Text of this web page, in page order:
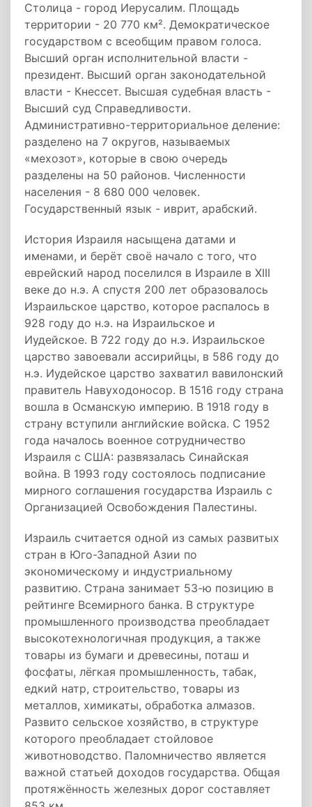
Столица - город Иерусалим. Площадь
территории - 20 770 км². Демократическое
государством с всеобщим правом голоса.
Высший орган исполнительной власти -
президент. Высший орган законодательной
власти - Кнессет. Высшая судебная власть -
Высший суд Справедливости.
Административно-территориальное деление:
разделено на 7 округов, называемых
«мехозот», которые в свою очередь
разделены на 50 районов. Численности
населения - 8 680 000 человек.
Государственный язык - иврит, арабский.
История Израиля насыщена датами и
именами, и берёт своё начало с того, что
еврейский народ поселился в Израиле в ХIII
веке до н.э. А спустя 200 лет образовалось
Израильское царство, которое распалось в
928 году до н.э. на Израильское и
Иудейское. В 722 году до н.э. Израильское
царство завоевали ассирийцы, в 586 году до
н.э. Иудейское царство захватил вавилонский
правитель Навуходоносор. В 1516 году страна
вошла в Османскую империю. В 1918 году в
страну вступили английские войска. С 1952
года началось военное сотрудничество
Израиля с США: развязалась Синайская
война. В 1993 году состоялось подписание
мирного соглашения государства Израиль с
Организацией Освобождения Палестины.
Израиль считается одной из самых развитых
стран в Юго-Западной Азии по
экономическому и индустриальному
развитию. Страна занимает 53-ю позицию в
рейтинге Всемирного банка. В структуре
промышленного производства преобладает
высокотехнологичная продукция, а также
товары из бумаги и древесины, поташ и
фосфаты, лёгкая промышленность, табак,
едкий натр, строительство, товары из
металлов, химикаты, обработка алмазов.
Развито сельское хозяйство, в структуре
которого преобладает стойловое
животноводство. Паломничество является
важной статьей доходов государства. Общая
протяжённость железных дорог составляет